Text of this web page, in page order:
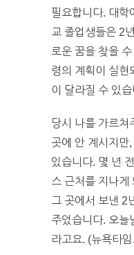
필요합니다. 대학
교 졸업생들은 2
로운 꿈을 찾을
령의 계획이 실현
이 달라질 수 있습
당시 나를 가르쳐
곳에 안 계시지만
있습니다. 몇 년
스 근처를 지나게
그 곳에서 보낸 2
주었습니다. 오늘
라고요. (뉴욕타